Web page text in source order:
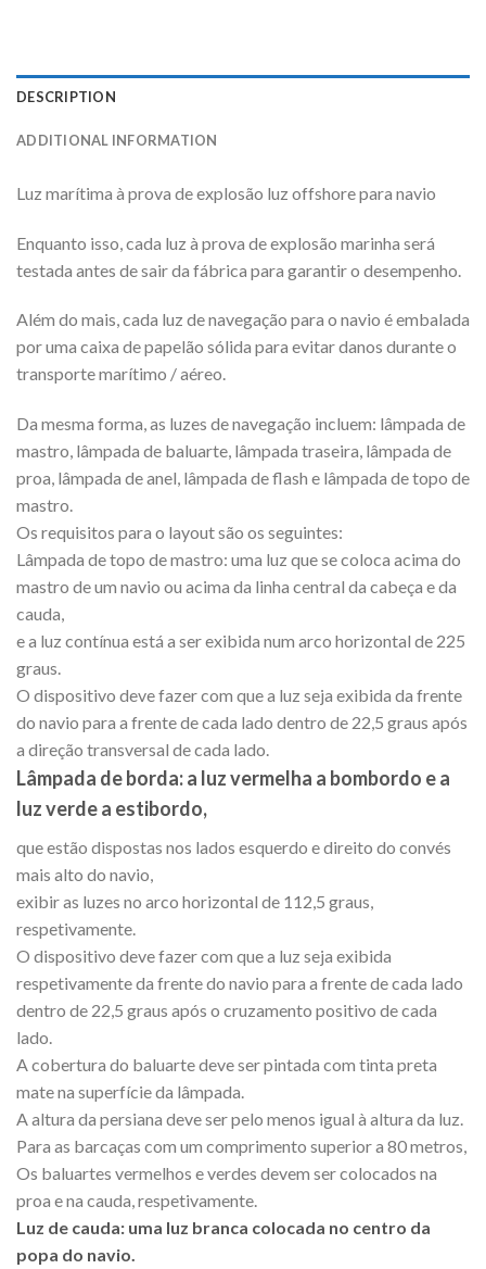
DESCRIPTION
ADDITIONAL INFORMATION
Luz marítima à prova de explosão luz offshore para navio
Enquanto isso, cada luz à prova de explosão marinha será
testada antes de sair da fábrica para garantir o desempenho.
Além do mais, cada luz de navegação para o navio é embalada
por uma caixa de papelão sólida para evitar danos durante o
transporte marítimo / aéreo.
Da mesma forma, as luzes de navegação incluem: lâmpada de
mastro, lâmpada de baluarte, lâmpada traseira, lâmpada de
proa, lâmpada de anel, lâmpada de flash e lâmpada de topo de
mastro.
Os requisitos para o layout são os seguintes:
Lâmpada de topo de mastro: uma luz que se coloca acima do
mastro de um navio ou acima da linha central da cabeça e da
cauda,
e a luz contínua está a ser exibida num arco horizontal de 225
graus.
O dispositivo deve fazer com que a luz seja exibida da frente
do navio para a frente de cada lado dentro de 22,5 graus após
a direção transversal de cada lado.
Lâmpada de borda: a luz vermelha a bombordo e a
luz verde a estibordo,
que estão dispostas nos lados esquerdo e direito do convés
mais alto do navio,
exibir as luzes no arco horizontal de 112,5 graus,
respetivamente.
O dispositivo deve fazer com que a luz seja exibida
respetivamente da frente do navio para a frente de cada lado
dentro de 22,5 graus após o cruzamento positivo de cada
lado.
A cobertura do baluarte deve ser pintada com tinta preta
mate na superfície da lâmpada.
A altura da persiana deve ser pelo menos igual à altura da luz.
Para as barcaças com um comprimento superior a 80 metros,
Os baluartes vermelhos e verdes devem ser colocados na
proa e na cauda, respetivamente.
Luz de cauda: uma luz branca colocada no centro da
popa do navio.